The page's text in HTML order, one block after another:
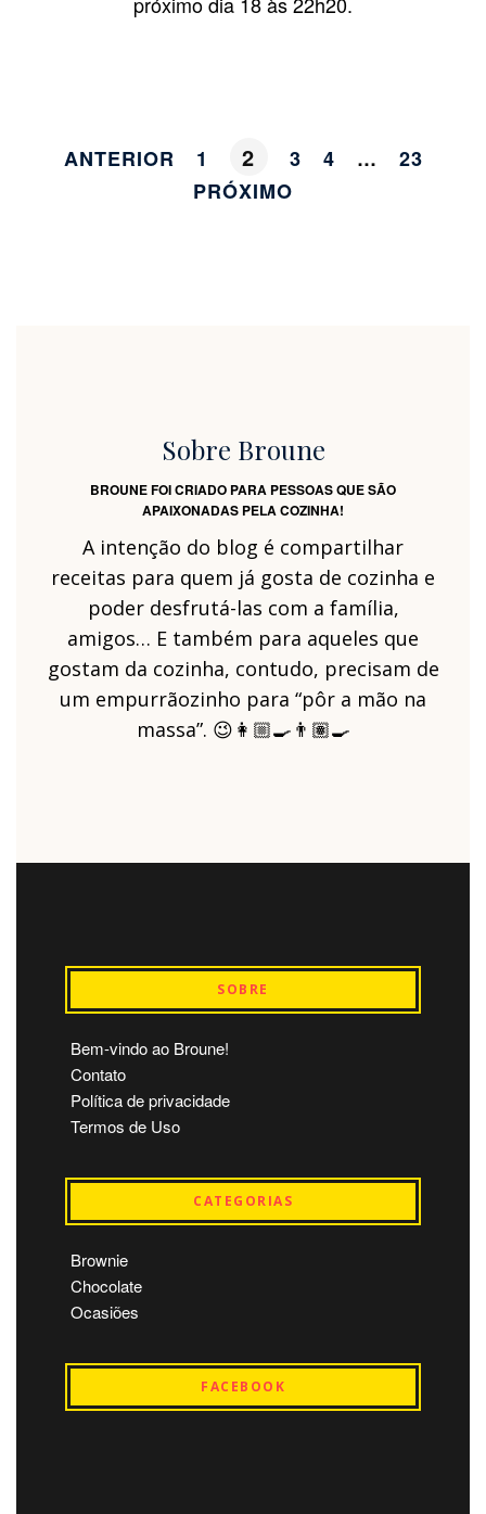
ANTERIOR 1 2 3 4 …
23
PRÓXIMO
Sobre Broune
BROUNE FOI CRIADO PARA PESSOAS QUE SÃO
APAIXONADAS PELA COZINHA!
A intenção do blog é compartilhar
receitas para quem já gosta de cozinha e
poder desfrutá-las com a família,
amigos… E também para aqueles que
gostam da cozinha, contudo, precisam de
um empurrãozinho para “pôr a mão na
massa”. 😉👩🏼‍🍳👨🏽‍🍳
SOBRE
Bem-vindo ao Broune!
Contato
Política de privacidade
Termos de Uso
CATEGORIAS
Brownie
Chocolate
Ocasiões
FACEBOOK